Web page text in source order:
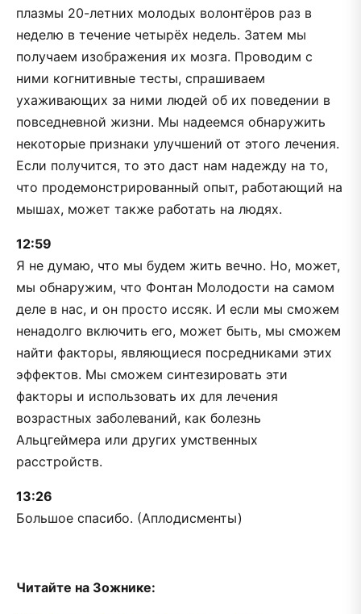
плазмы 20-летних молодых волонтёров раз в
неделю в течение четырёх недель. Затем мы
получаем изображения их мозга. Проводим с
ними когнитивные тесты, спрашиваем
ухаживающих за ними людей об их поведении в
повседневной жизни. Мы надеемся обнаружить
некоторые признаки улучшений от этого лечения.
Если получится, то это даст нам надежду на то,
что продемонстрированный опыт, работающий на
мышах, может также работать на людях.
12:59
Я не думаю, что мы будем жить вечно. Но, может,
мы обнаружим, что Фонтан Молодости на самом
деле в нас, и он просто иссяк. И если мы сможем
ненадолго включить его, может быть, мы сможем
найти факторы, являющиеся посредниками этих
эффектов. Мы сможем синтезировать эти
факторы и использовать их для лечения
возрастных заболеваний, как болезнь
Альцгеймера или других умственных
расстройств.
13:26
Большое спасибо. (Аплодисменты)
Читайте на Зожнике: